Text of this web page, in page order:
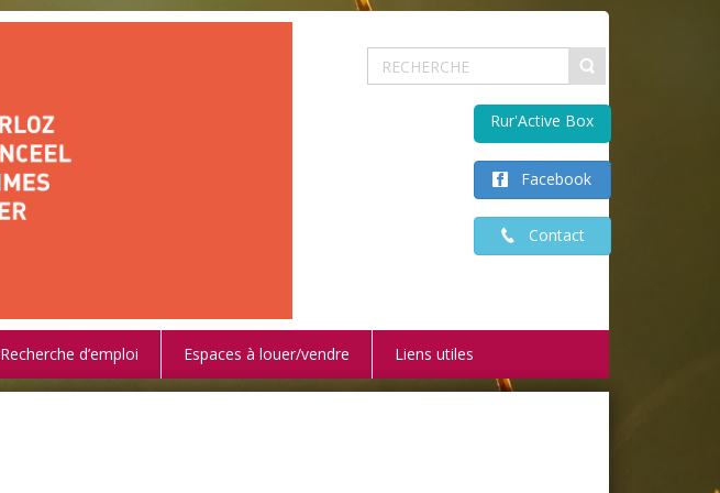
Facebook
Contact
Rur'Active Box
Recherche d’emploi Espaces à louer/vendre Liens utiles